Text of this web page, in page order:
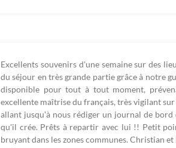
Excellents souvenirs d'une semaine sur des
du séjour en très grande partie grâce à notre
disponible pour tout à tout moment,
excellente maîtrise du français, très vigilant
allant jusqu'à nous rédiger un journal de
qu'il crée. Prêts à repartir avec lui !! Petit
bruyant dans les zones communes. Christian et